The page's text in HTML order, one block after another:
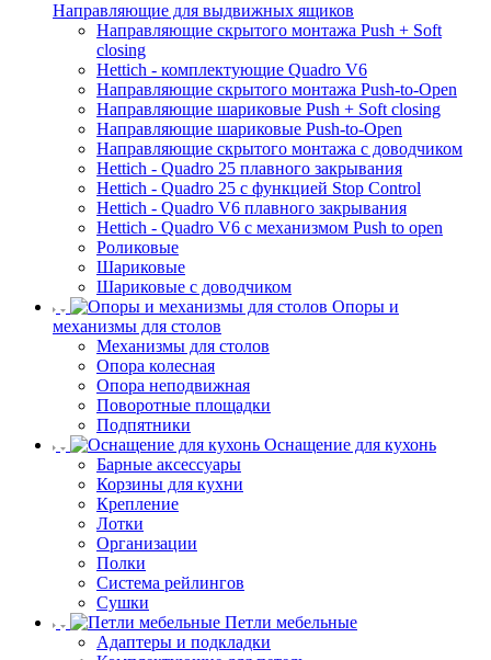
Направляющие для выдвижных ящиков
Направляющие скрытого монтажа Push + Soft
closing
Hettich - комплектующие Quadro V6
Направляющие скрытого монтажа Push-to-Open
Направляющие шариковые Push + Soft closing
Направляющие шариковые Push-to-Open
Направляющие скрытого монтажа с доводчиком
Hettich - Quadro 25 плавного закрывания
Hettich - Quadro 25 с функцией Stop Control
Hettich - Quadro V6 плавного закрывания
Hettich - Quadro V6 с механизмом Push to open
Роликовые
Шариковые
Шариковые с доводчиком
Опоры и
механизмы для столов
Механизмы для столов
Опора колесная
Опора неподвижная
Поворотные площадки
Подпятники
Оснащение для кухонь
Барные аксессуары
Корзины для кухни
Крепление
Лотки
Организации
Полки
Система рейлингов
Сушки
Петли мебельные
Адаптеры и подкладки